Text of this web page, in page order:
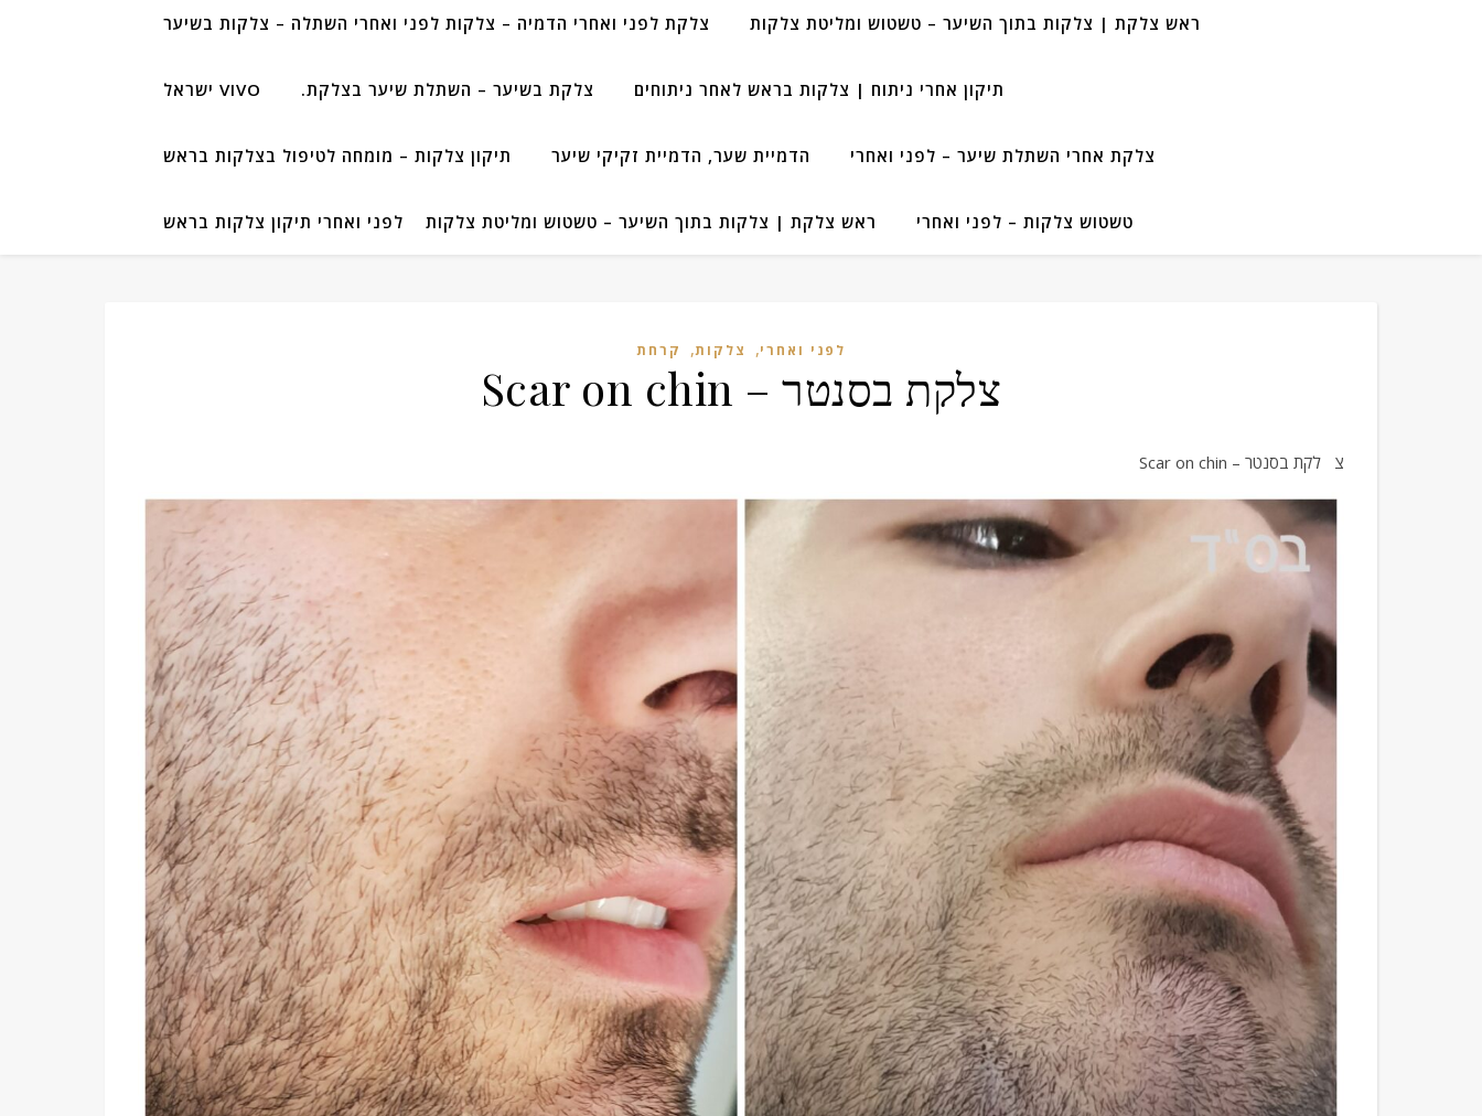
ראש צלקת | צלקות בתוך השיער – טשטוש ומליטת צלקות צלקת לפני ואחרי הדמיה – צלקות לפני ואחרי השתלה – צלקות בשיער
תיקון אחרי ניתוח | צלקות בראש לאחר ניתוחים צלקת בשיער – השתלת שיער בצלקת. VIVO ישראל
צלקת אחרי השתלת שיער – לפני ואחרי הדמיית שער, הדמיית זקיקי שיער תיקון צלקות – מומחה לטיפול בצלקות בראש
טשטוש צלקות – לפני ואחרי ראש צלקת | צלקות בתוך השיער – טשטוש ומליטת צלקות לפני ואחרי תיקון צלקות בראש
לפני ואחרי, צלקות, קרחת
צלקת בסנטר – Scar on chin
צלקת בסנטר – Scar on chin